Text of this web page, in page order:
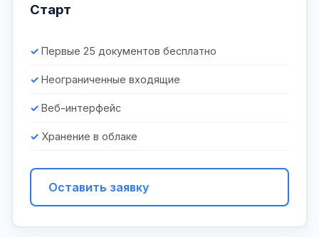
Старт
Первые 25 документов бесплатно
Неограниченные входящие
Веб-интерфейс
Хранение в облаке
Оставить заявку